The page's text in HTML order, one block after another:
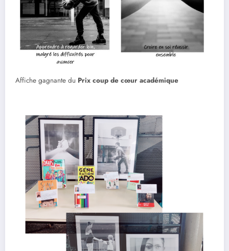
Affiche gagnante du Prix coup de cœur académique